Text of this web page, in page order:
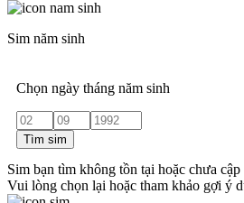
Sim năm sinh
Chọn ngày tháng năm sinh
Tìm sim
Sim bạn tìm không tồn tại hoặc chưa cập
Vui lòng chọn lại hoặc tham khảo gợi ý